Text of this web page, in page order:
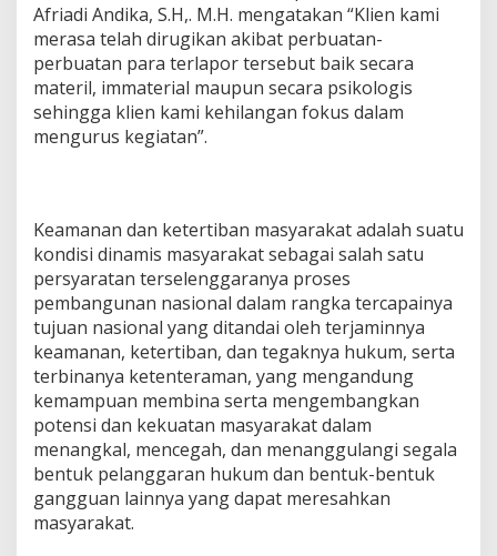
Afriadi Andika, S.H,. M.H. mengatakan “Klien kami
merasa telah dirugikan akibat perbuatan-
perbuatan para terlapor tersebut baik secara
materil, immaterial maupun secara psikologis
sehingga klien kami kehilangan fokus dalam
mengurus kegiatan”.
Keamanan dan ketertiban masyarakat adalah suatu
kondisi dinamis masyarakat sebagai salah satu
persyaratan terselenggaranya proses
pembangunan nasional dalam rangka tercapainya
tujuan nasional yang ditandai oleh terjaminnya
keamanan, ketertiban, dan tegaknya hukum, serta
terbinanya ketenteraman, yang mengandung
kemampuan membina serta mengembangkan
potensi dan kekuatan masyarakat dalam
menangkal, mencegah, dan menanggulangi segala
bentuk pelanggaran hukum dan bentuk-bentuk
gangguan lainnya yang dapat meresahkan
masyarakat.